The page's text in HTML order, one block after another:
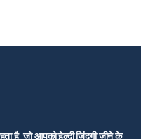
है, जो आपको हेल्दी जिंदगी जीने के